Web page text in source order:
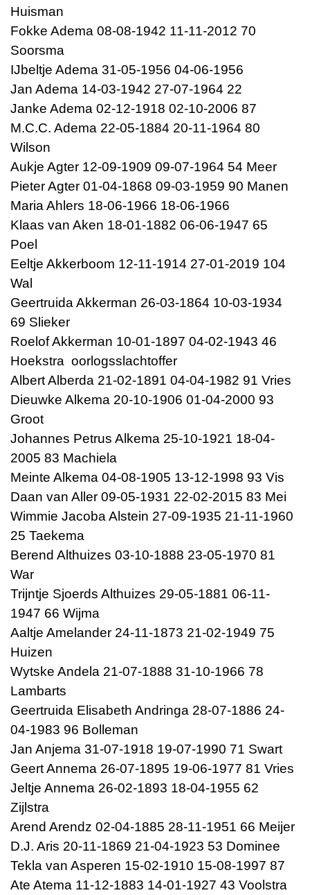
Huisman
Fokke Adema 08-08-1942 11-11-2012 70
Soorsma
IJbeltje Adema 31-05-1956 04-06-1956
Jan Adema 14-03-1942 27-07-1964 22
Janke Adema 02-12-1918 02-10-2006 87
M.C.C. Adema 22-05-1884 20-11-1964 80
Wilson
Aukje Agter 12-09-1909 09-07-1964 54 Meer
Pieter Agter 01-04-1868 09-03-1959 90 Manen
Maria Ahlers 18-06-1966 18-06-1966
Klaas van Aken 18-01-1882 06-06-1947 65
Poel
Eeltje Akkerboom 12-11-1914 27-01-2019 104
Wal
Geertruida Akkerman 26-03-1864 10-03-1934
69 Slieker
Roelof Akkerman 10-01-1897 04-02-1943 46
Hoekstra oorlogsslachtoffer
Albert Alberda 21-02-1891 04-04-1982 91 Vries
Dieuwke Alkema 20-10-1906 01-04-2000 93
Groot
Johannes Petrus Alkema 25-10-1921 18-04-
2005 83 Machiela
Meinte Alkema 04-08-1905 13-12-1998 93 Vis
Daan van Aller 09-05-1931 22-02-2015 83 Mei
Wimmie Jacoba Alstein 27-09-1935 21-11-1960
25 Taekema
Berend Althuizes 03-10-1888 23-05-1970 81
War
Trijntje Sjoerds Althuizes 29-05-1881 06-11-
1947 66 Wijma
Aaltje Amelander 24-11-1873 21-02-1949 75
Huizen
Wytske Andela 21-07-1888 31-10-1966 78
Lambarts
Geertruida Elisabeth Andringa 28-07-1886 24-
04-1983 96 Bolleman
Jan Anjema 31-07-1918 19-07-1990 71 Swart
Geert Annema 26-07-1895 19-06-1977 81 Vries
Jeltje Annema 26-02-1893 18-04-1955 62
Zijlstra
Arend Arendz 02-04-1885 28-11-1951 66 Meijer
D.J. Aris 20-11-1869 21-04-1923 53 Dominee
Tekla van Asperen 15-02-1910 15-08-1997 87
Ate Atema 11-12-1883 14-01-1927 43 Voolstra